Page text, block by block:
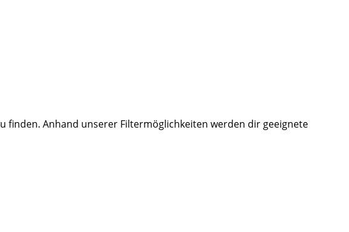
Anhand unserer Filtermöglichkeiten werden dir geeignete